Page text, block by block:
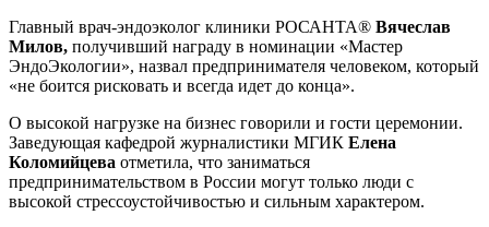
Главный врач-эндоэколог клиники РОСАНТА® Вячеслав
Милов, получивший награду в номинации «Мастер
ЭндоЭкологии», назвал предпринимателя человеком, который
«не боится рисковать и всегда идет до конца».
О высокой нагрузке на бизнес говорили и гости церемонии.
Заведующая кафедрой журналистики МГИК Елена
Коломийцева отметила, что заниматься
предпринимательством в России могут только люди с
высокой стрессоустойчивостью и сильным характером.